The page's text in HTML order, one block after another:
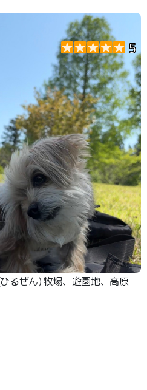
わんこ用のご飯もありま
5
るぜん) 牧場、遊園地、高原